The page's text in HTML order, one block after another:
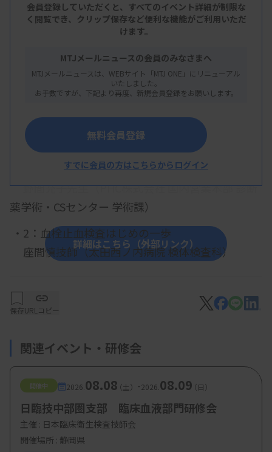
福島県臨床検査技師会
概 要
【プログラム】
テーマ：「苦手克服！凝固検査」
・1：クロスミキシング試験の基礎～測定方法や関
連する病態について～
野間充子先生（PHC株式会社 国内営業本部 診断
薬学術・CSセンター 学術課）
・2：血栓止血検査はじめの一歩
座間慎技師（太田西ノ内病院 検体検査科）
遠藤武尊技師（福島県立医科大学附属病院）
・対象：血液検査に関わるすべての方 （技師会会員
に限る）
・参加費：無料
詳細はこちら（外部リンク）
会員登録していただくと、すべてのイベント詳細が制限な
く閲覧でき、 クリップ保存など便利な機能がご利用いただ
けます。
MTJメールニュースの会員のみなさまへ
MTJメールニュースは、WEBサイト「MTJ ONE」にリニューアル
いたしました。
お手数ですが、下記より再度、新規会員登録をお願いします。
無料会員登録
すでに会員の方はこちらからログイン
保存URLコピー
関連イベント・研修会
開催中 2026. 08.08（土） -2026. 08.09（日）
日臨技中部圏支部 臨床血液部門研修会
主催 : 日本臨床衛生検査技師会
開催場所 : 静岡県